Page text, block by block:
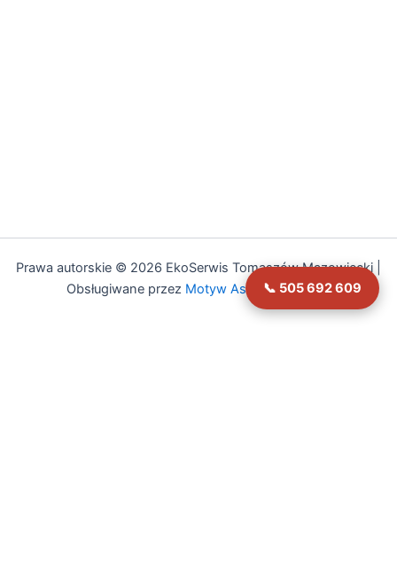
📞 505 692 609
Prawa autorskie © 2026 EkoSerwis Tomaszów Mazowiecki |
Obsługiwane przez Motyw Astra WordPress